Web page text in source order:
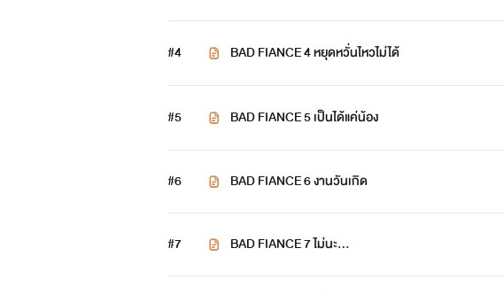
#4 BAD FIANCE 4 หยุดหวั่นไหวไม่ได้
#5 BAD FIANCE 5 เป็นได้แค่น้อง
#6 BAD FIANCE 6 งานวันเกิด
#7 BAD FIANCE 7 ไม่นะ...